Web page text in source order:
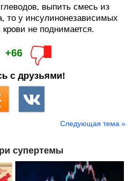
выпить смесь из
то у инсулинонезависимых
не поднимается.
+66
с друзьями!
Следующая тема »
супертемы